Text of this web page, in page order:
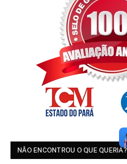
NÃO ENCONTROU O QUE QUERIA?